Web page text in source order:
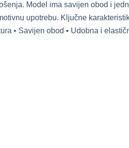
Model ima savijen obod i
upotrebu. Ključne
• Savijen obod • Udobna i